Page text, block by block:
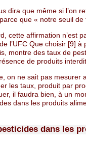
dira que même si l’on
que « notre seuil de
cette affirmation n’est
l’UFC Que choisir [9]
montre des taux de
de produits
on ne sait pas mesurer
les taux, produit par
il faudra bien, à un
dans les produits
dans les